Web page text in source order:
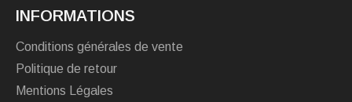
INFORMATIONS
Conditions générales de vente
Politique de retour
Mentions Légales